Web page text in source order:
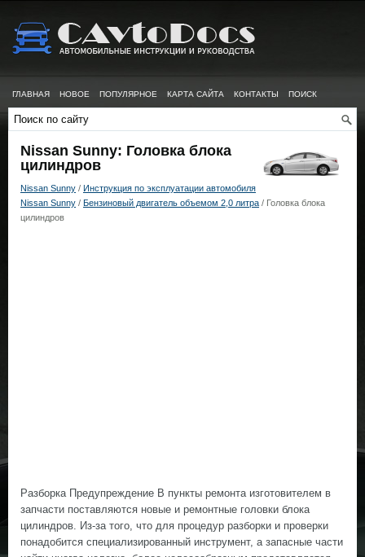
ГЛАВНАЯ НОВОЕ ПОПУЛЯРНОЕ КАРТА САЙТА КОНТАКТЫ ПОИСК
Nissan Sunny: Головка блока
цилиндров
Nissan Sunny / Инструкция по эксплуатации автомобиля
Nissan Sunny / Бензиновый двигатель объемом 2,0 литра / Головка блока
цилиндров
Разборка Предупреждение В пункты ремонта изготовителем в
запчасти поставляются новые и ремонтные головки блока
цилиндров. Из-за того, что для процедур разборки и проверки
понадобится специализированный инструмент, а запасные части